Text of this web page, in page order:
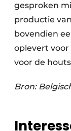
gesproken
productie
bovendien
oplevert
voor de
Bron: